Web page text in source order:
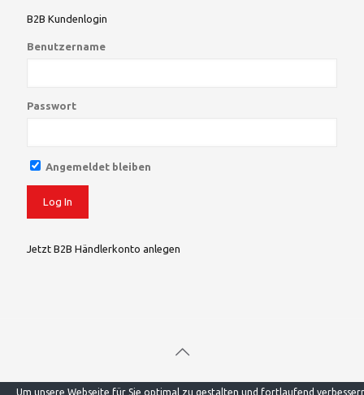
B2B Kundenlogin
Benutzername
Passwort
Angemeldet bleiben
Jetzt B2B Händlerkonto anlegen
© 2023 Mindi GmbH. All Rights Reserved.
Um unsere Webseite für Sie optimal zu gestalten und fortlaufend